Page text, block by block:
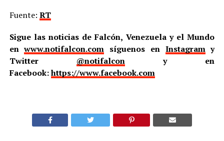
Fuente: RT
Sigue las noticias de Falcón, Venezuela y el Mundo
enwww.notifalcon.com síguenos en Instagramy
Twitter @notifalcony en
Facebook:https://www.facebook.com